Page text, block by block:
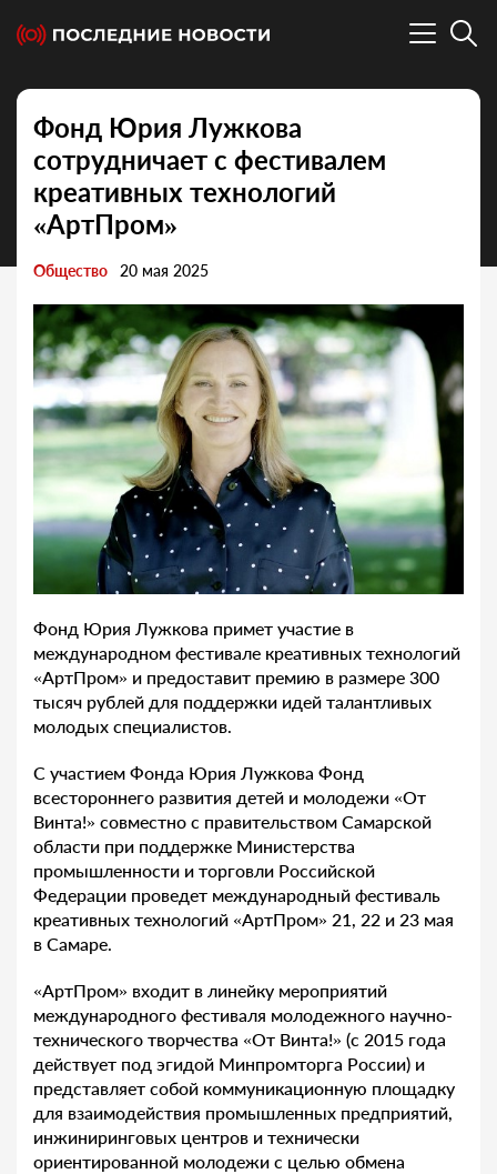
Фонд Юрия Лужкова
сотрудничает с фестивалем
креативных технологий
«АртПром»
Общество 20 мая 2025
Фонд Юрия Лужкова примет участие в
международном фестивале креативных технологий
«АртПром» и предоставит премию в размере 300
тысяч рублей для поддержки идей талантливых
молодых специалистов.
С участием Фонда Юрия Лужкова Фонд
всестороннего развития детей и молодежи «От
Винта!» совместно с правительством Самарской
области при поддержке Министерства
промышленности и торговли Российской
Федерации проведет международный фестиваль
креативных технологий «АртПром» 21, 22 и 23 мая
в Самаре.
«АртПром» входит в линейку мероприятий
международного фестиваля молодежного научно-
технического творчества «От Винта!» (с 2015 года
действует под эгидой Минпромторга России) и
представляет собой коммуникационную площадку
для взаимодействия промышленных предприятий,
инжиниринговых центров и технически
ориентированной молодежи с целью обмена